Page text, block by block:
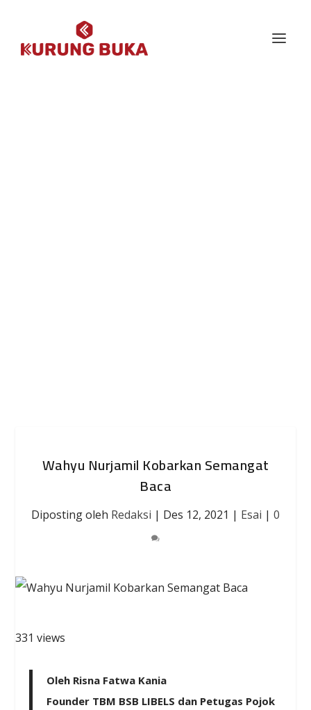
Wahyu Nurjamil Kobarkan Semangat
Baca
Diposting oleh Redaksi | Des 12, 2021 | Esai | 0
331 views
Oleh Risna Fatwa Kania
Founder TBM BSB LIBELS dan Petugas Pojok